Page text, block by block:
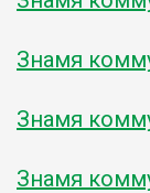
Знамя
Знамя
Знамя